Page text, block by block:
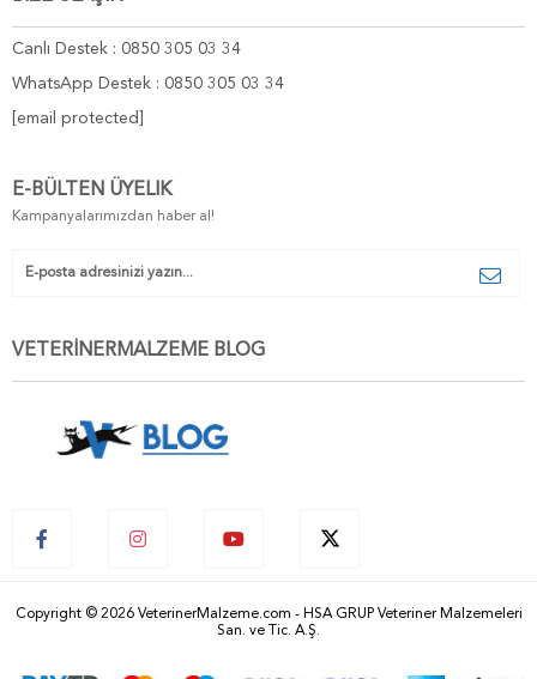
Canlı Destek : 0850 305 03 34
WhatsApp Destek : 0850 305 03 34
[email protected]
E-BÜLTEN ÜYELIK
Kampanyalarımızdan haber al!
VETERİNERMALZEME BLOG
Copyright © 2026 VeterinerMalzeme.com - HSA GRUP Veteriner Malzemeleri
San. ve Tic. A.Ş.